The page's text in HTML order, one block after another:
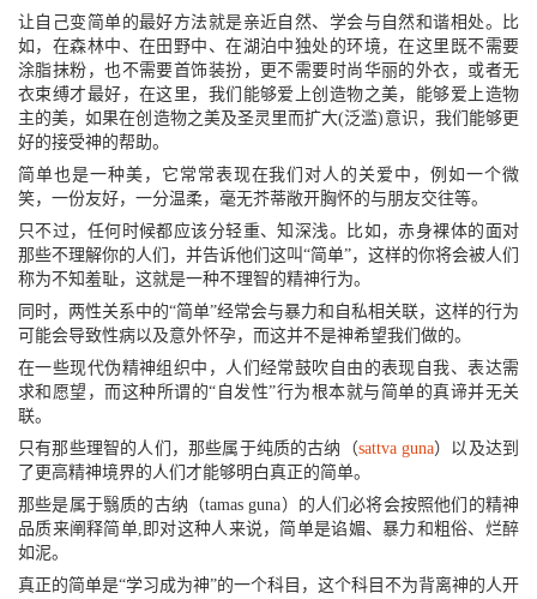
让自己变简单的最好方法就是亲近自然、学会与自然和谐相处。比
如，在森林中、在田野中、在湖泊中独处的环境，在这里既不需要
涂脂抹粉，也不需要首饰装扮，更不需要时尚华丽的外衣，或者无
衣束缚才最好，在这里，我们能够爱上创造物之美，能够爱上造物
主的美，如果在创造物之美及圣灵里而扩大(泛滥)意识，我们能够更
好的接受神的帮助。
简单也是一种美，它常常表现在我们对人的关爱中，例如一个微
笑，一份友好，一分温柔，毫无芥蒂敞开胸怀的与朋友交往等。
只不过，任何时候都应该分轻重、知深浅。比如，赤身裸体的面对
那些不理解你的人们，并告诉他们这叫“简单”，这样的你将会被人们
称为不知羞耻，这就是一种不理智的精神行为。
同时，两性关系中的“简单”经常会与暴力和自私相关联，这样的行为
可能会导致性病以及意外怀孕，而这并不是神希望我们做的。
在一些现代伪精神组织中，人们经常鼓吹自由的表现自我、表达需
求和愿望，而这种所谓的“自发性”行为根本就与简单的真谛并无关
联。
只有那些理智的人们，那些属于纯质的古纳（sattva guna）以及达到
了更高精神境界的人们才能够明白真正的简单。
那些是属于翳质的古纳（tamas guna）的人们必将会按照他们的精神
品质来阐释简单,即对这种人来说，简单是谄媚、暴力和粗俗、烂醉
如泥。
真正的简单是“学习成为神”的一个科目，这个科目不为背离神的人开